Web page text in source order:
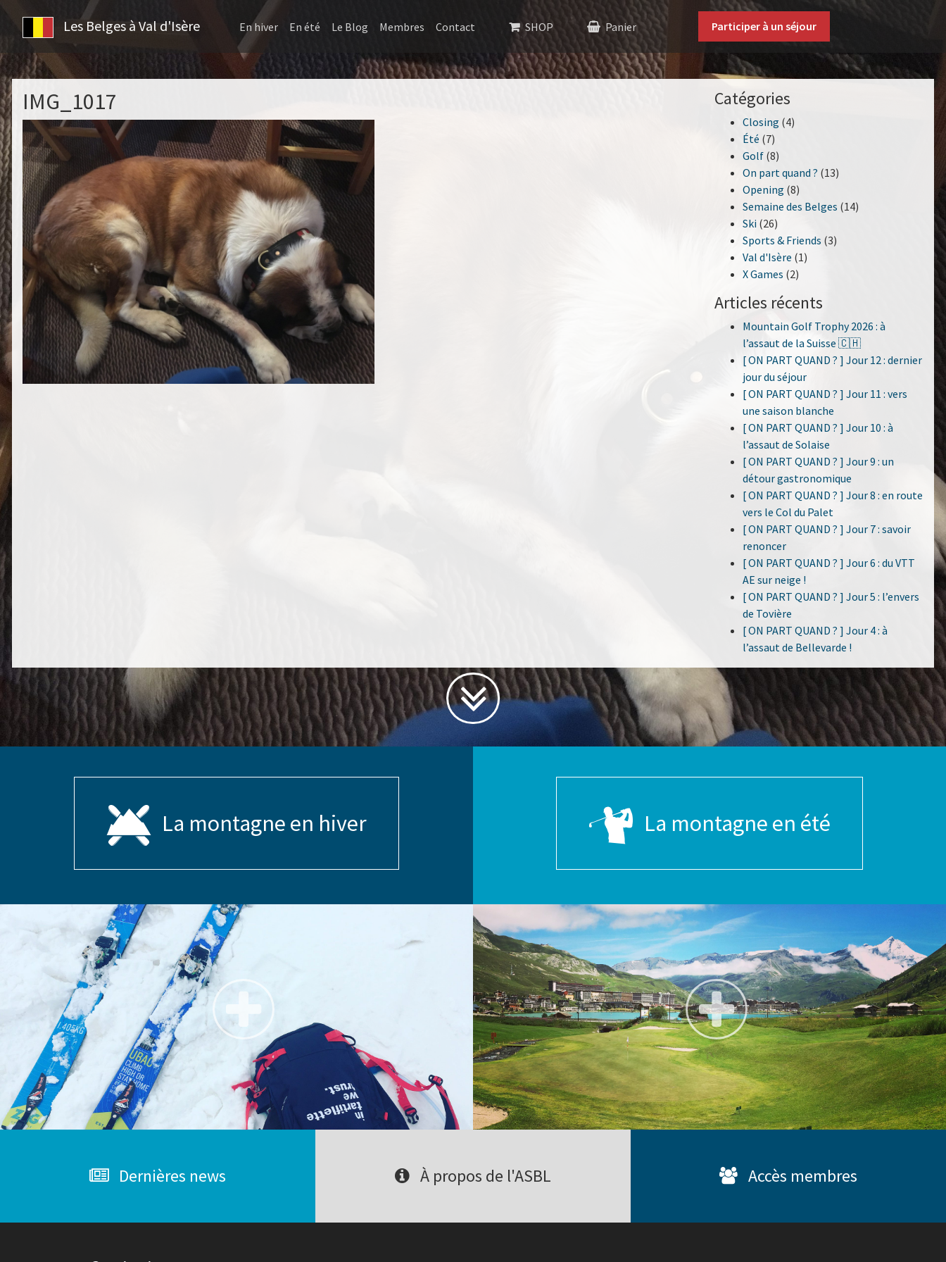
Les Belges à Val d'Isère En hiver En été Le Blog Membres Contact SHOP Panier Participer à un séjour
IMG_1017 Catégories
Closing (4)
Été (7)
Golf(8)
On part quand ? (13)
Opening (8)
Semaine des Belges (14)
Ski (26)
Sports & Friends (3)
Val d'Isère (1)
X Games (2)
Articles récents
Mountain Golf Trophy 2026 : à
l’assaut de la Suisse 🇨🇭
[ ON PART QUAND ? ] Jour 12 : dernier
jour du séjour
[ ON PART QUAND ? ] Jour 11 : vers
une saison blanche
[ ON PART QUAND ? ] Jour 10 : à
l’assaut de Solaise
[ ON PART QUAND ? ] Jour 9 : un
détour gastronomique
[ ON PART QUAND ? ] Jour 8 : en route
vers le Col du Palet
[ ON PART QUAND ? ] Jour 7 : savoir
renoncer
[ ON PART QUAND ? ] Jour 6 : du VTT
AE sur neige !
[ ON PART QUAND ? ] Jour 5 : l’envers
de Tovière
[ ON PART QUAND ? ] Jour 4 : à
l’assaut de Bellevarde !
La montagne en hiver La montagne en été
Dernières news À propos de l'ASBL Accès membres